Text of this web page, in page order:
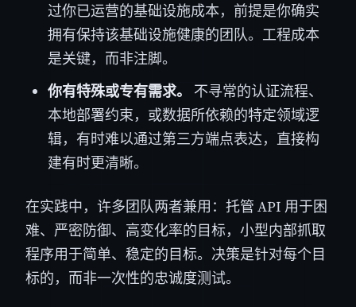
过你已运营的基础设施成本，前提是你确实
拥有保持该基础设施健康的团队。工程成本
是关键，而非注脚。
你有特殊或专有需求。
不寻常的认证流程、
本地部署约束，或数据所依赖的特定领域逻
辑，有时难以通过第三方端点表达，直接构
建有时更清晰。
在实践中，许多团队两者兼用：托管 API 用于困
难、严密防御、高变化率的目标，小型内部抓取
程序用于简单、稳定的目标。决策是针对每个目
标的，而非一次性的忠诚度测试。